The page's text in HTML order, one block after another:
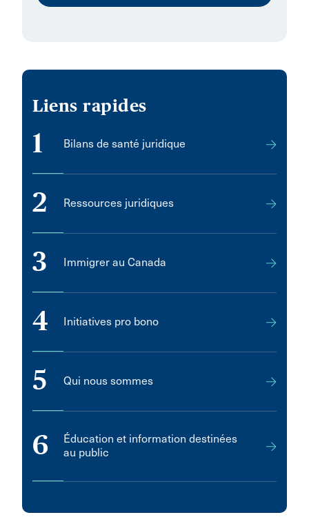
Orleans
Oromocto
PORT ELGIN
PRINCE GEORGE
Parry Sound
Petoskey
Picton
Pictou
Point Edward
Liens rapides
1 Bilans de santé juridique
2 Ressources juridiques
3 Immigrer au Canada
4 Initiatives pro bono
5 Qui nous sommes
6
Éducation et information destinées
au public